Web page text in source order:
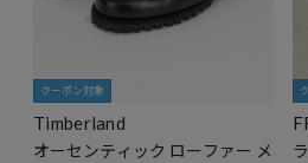
クーポン対象
Timberland
オーセンティック ローファー メ